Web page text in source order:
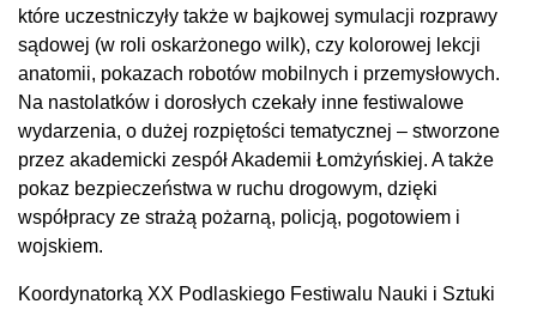
które uczestniczyły także w bajkowej symulacji rozprawy
sądowej (w roli oskarżonego wilk), czy kolorowej lekcji
anatomii, pokazach robotów mobilnych i przemysłowych.
Na nastolatków i dorosłych czekały inne festiwalowe
wydarzenia, o dużej rozpiętości tematycznej – stworzone
przez akademicki zespół Akademii Łomżyńskiej. A także
pokaz bezpieczeństwa w ruchu drogowym, dzięki
współpracy ze strażą pożarną, policją, pogotowiem i
wojskiem.
Koordynatorką XX Podlaskiego Festiwalu Nauki i Sztuki